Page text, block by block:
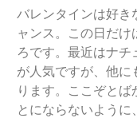
バレンタインは好き
ャンス。この日だけ
ろです。最近はナチ
が人気ですが、他に
ります。ここぞとば
とにならないように